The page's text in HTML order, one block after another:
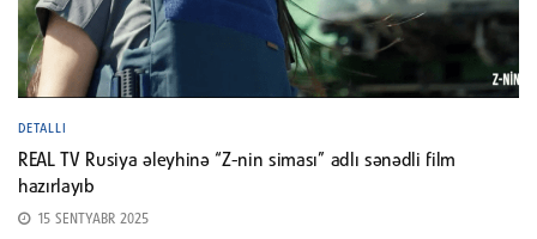
DETALLI
REAL TV Rusiya əleyhinə “Z-nin siması” adlı sənədli film
hazırlayıb
15 SENTYABR 2025